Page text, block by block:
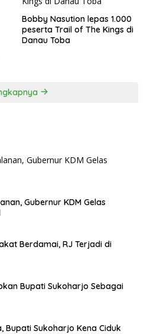
Bobby Nasution lepas 1.000
peserta Trail of The Kings di
Danau Toba
Gubernur KDM Gelas
Berdamai, RJ Terjadi di
Bupati Sukoharjo Sebagai
Bupati Sukoharjo Kena Ciduk